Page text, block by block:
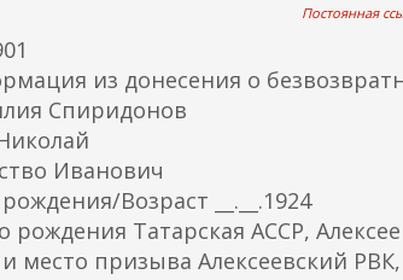
Постоянная
из донесения о
Спиридонов
Иванович
Возраст __.__.1924
рождения Татарская АССР,
место призыва Алексеевский